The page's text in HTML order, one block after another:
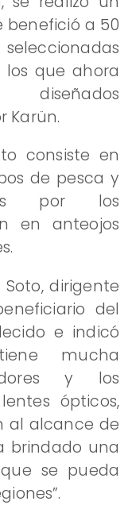
a 50
los que ahora
Karün.
consiste en
de pesca y
por los
en anteojos
dirigente
del
e indicó
mucha
y los
ópticos,
al alcance de
brindado una
se pueda